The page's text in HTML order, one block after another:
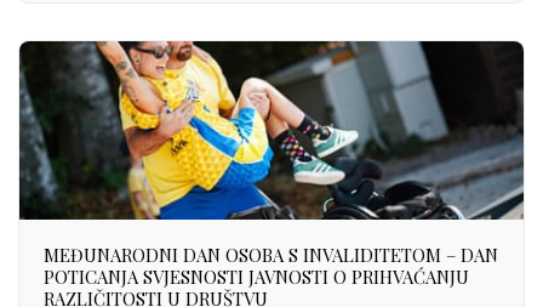
MEĐUNARODNI DAN OSOBA S INVALIDITETOM – DAN
POTICANJA SVJESNOSTI JAVNOSTI O PRIHVAĆANJU
RAZLIČITOSTI U DRUŠTVU